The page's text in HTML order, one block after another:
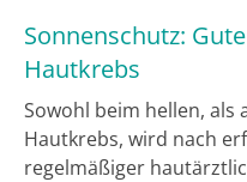
Sonnenschutz:
Hautkrebs
Sowohl beim hellen, als
Hautkrebs, wird nach
regelmäßiger